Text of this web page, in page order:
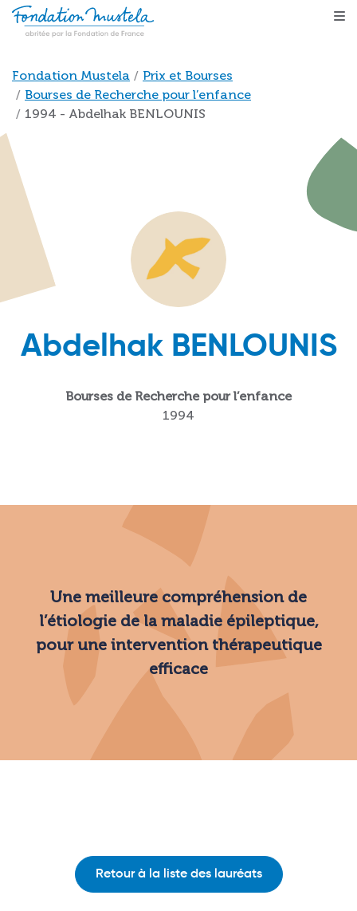
Aller au contenu principal
Fil d'Ariane
Fondation Mustela
Prix et Bourses
Bourses de Recherche pour l’enfance
1994 - Abdelhak BENLOUNIS
Abdelhak BENLOUNIS
Bourses de Recherche pour l’enfance
1994
Une meilleure compréhension de
l’étiologie de la maladie épileptique,
pour une intervention thérapeutique
efficace
Retour à la liste des lauréats